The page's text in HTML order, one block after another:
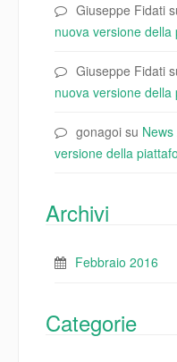
Giuseppe Fidati
nuova versione della
Giuseppe Fidati
nuova versione della
gonagoi su
versione della
Archivi
Febbraio 2016
Categorie